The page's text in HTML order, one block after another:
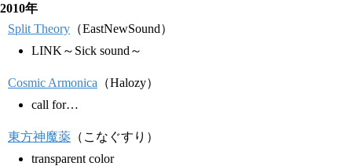
2010年
Split Theory （EastNewSound）
LINK～Sick sound～
Cosmic Armonica （Halozy）
call for…
東方神魔薬 （こなぐすり）
transparent color